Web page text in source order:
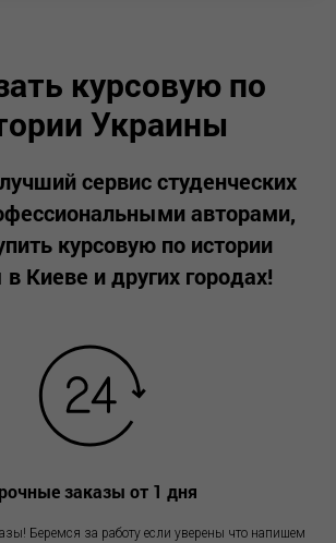
курсовую по
Украины
сервис студенческих
авторами,
курсовую по истории
Киеве и других городах!
заказы от 1 дня
Беремся за работу если уверены что напишем